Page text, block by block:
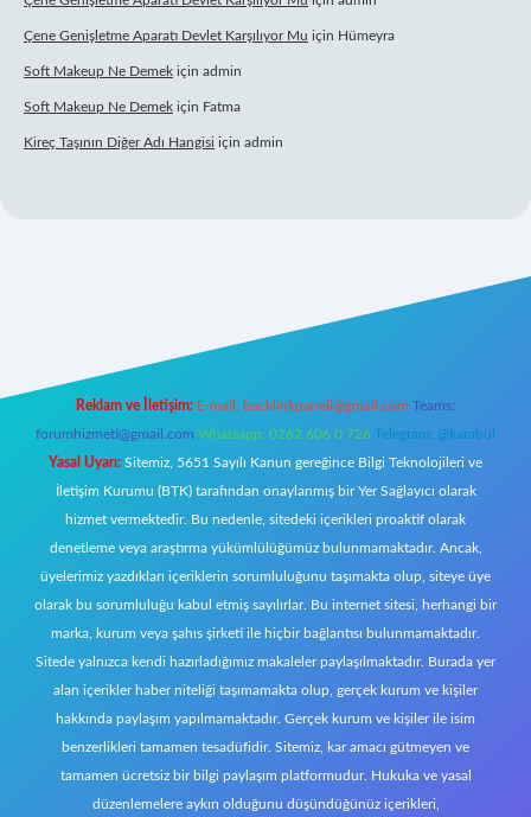
Çene Genişletme Aparatı Devlet Karşılıyor Mu için Hümeyra
Soft Makeup Ne Demek için admin
Soft Makeup Ne Demek için Fatma
Kireç Taşının Diğer Adı Hangisi için admin
Reklam ve İletişim: E-mail: backlinkpaneli@gmail.com Teams:
forumhizmeti@gmail.com Whatsapp: 0262 606 0 726 Telegram: @karabul
Yasal Uyarı: Sitemiz, 5651 Sayılı Kanun gereğince Bilgi Teknolojileri ve
İletişim Kurumu (BTK) tarafından onaylanmış bir Yer Sağlayıcı olarak
hizmet vermektedir. Bu nedenle, sitedeki içerikleri proaktif olarak
denetleme veya araştırma yükümlülüğümüz bulunmamaktadır. Ancak,
üyelerimiz yazdıkları içeriklerin sorumluluğunu taşımakta olup, siteye üye
olarak bu sorumluluğu kabul etmiş sayılırlar. Bu internet sitesi, herhangi bir
marka, kurum veya şahıs şirketi ile hiçbir bağlantısı bulunmamaktadır.
Sitede yalnızca kendi hazırladığımız makaleler paylaşılmaktadır. Burada yer
alan içerikler haber niteliği taşımamakta olup, gerçek kurum ve kişiler
hakkında paylaşım yapılmamaktadır. Gerçek kurum ve kişiler ile isim
benzerlikleri tamamen tesadüfidir. Sitemiz, kar amacı gütmeyen ve
tamamen ücretsiz bir bilgi paylaşım platformudur. Hukuka ve yasal
düzenlemelere aykırı olduğunu düşündüğünüz içerikleri,